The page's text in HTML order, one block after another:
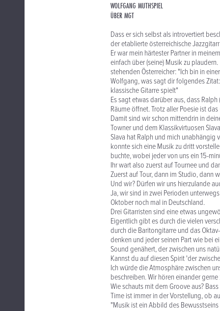
WOLFGANG MUTHSPIEL
ÜBER MGT
Dass er sich selbst als introvertiert
der etablierte österreichische
Er war mein härtester Partner in
einfach über (seine) Musik zu
stehenden Österreicher: "Ich bin in
Wolfgang, was sagt dir folgendes
klassische Gitarre spielt"
Es sagt etwas darüber aus, dass
Räume öffnet. Trotz aller Poesie ist
Damit sind wir schon mittendrin in
Towner und dem Klassikvirtuosen
Slava hat Ralph und mich
konnte sich eine Musik zu dritt
buchte, wobei jeder von uns ein 15-
Ihr wart also zuerst auf Tournee und
Zuerst auf Tour, dann im Studio, dann
Und wir? Dürfen wir uns hierzulande
Ja, wir sind in zwei Perioden
Oktober noch mal in Deutschland.
Drei Gitarristen sind eine etwas
Eigentlich gibt es durch die vielen
durch die Baritongitarre und das
denken und jeder seinen Part wie bei
Sound genähert, der zwischen uns
Kannst du auf diesen Spirit 'der
Ich würde die Atmosphäre zwischen
beschreiben. Wir hören einander
Wie schauts mit dem Groove aus?
Time ist immer in der Vorstellung, ob
"Musik ist ein Abbild des